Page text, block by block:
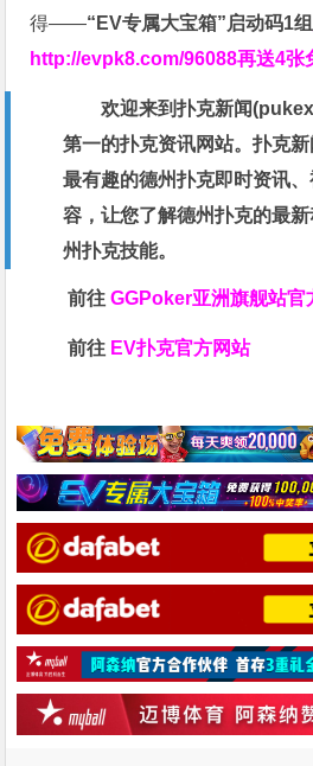
得——“EV专属大宝箱”启动码1组
http://evpk8.com/96088再送4张
欢迎来到扑克新闻(
第一的扑克资讯网站。扑克
最有趣的德州扑克即时资讯
容，让您了解德州扑克的最
州扑克技能。
前往GGPoker亚洲旗舰站官
前往 EV扑克官方网站